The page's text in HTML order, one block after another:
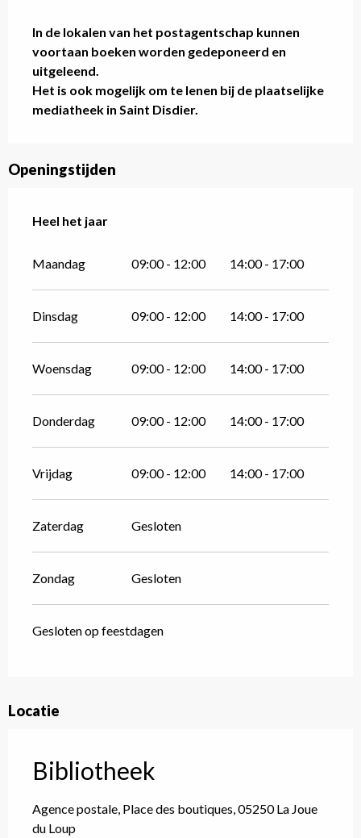
Beschrijving
In de lokalen van het postagentschap kunnen
voortaan boeken worden gedeponeerd en
uitgeleend.
Het is ook mogelijk om te lenen bij de plaatselijke
mediatheek in Saint Disdier.
Openingstijden
Heel het jaar
Heel het jaar
Maandag 09:00 - 12:00 14:00 - 17:00
Dinsdag 09:00 - 12:00 14:00 - 17:00
Woensdag 09:00 - 12:00 14:00 - 17:00
Donderdag 09:00 - 12:00 14:00 - 17:00
Vrijdag 09:00 - 12:00 14:00 - 17:00
Zaterdag Gesloten
Zondag Gesloten
Gesloten op feestdagen
Locatie
Bibliotheek
Agence postale, Place des boutiques, 05250 La Joue
du Loup